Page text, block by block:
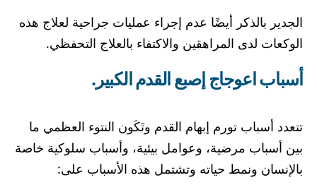
الجدير بالذكر أيضًا عدم إجراء عمليات جراحية لعلاج هذه
الوكعات لدى المراهقين والاكتفاء بالعلاج التحفظي.
أسباب اعوجاج إصبع القدم الكبير.
تتعدد أسباب تورم إبهام القدم وتَكَون النتوء العظمي ما
بين أسباب مرضية، وعوامل بيئية، وأسباب سلوكية خاصة
بالإنسان ونمط حياته وتشتمل هذه الأسباب على: